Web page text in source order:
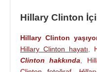
sandalyesi kazanan
kazanan ilk eski ABD
arasında ABD
senatörü olarak görev
2007
yılına
Hillary Clinton
Hillary Clinton
Hillary Clinton hayatı
Clinton hakkında